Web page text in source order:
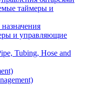
таймеры и
и управляющие
Tubing, Hose and